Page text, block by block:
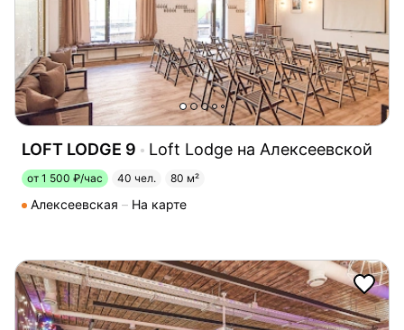
LOFT LODGE 9 Loft Lodge на Алексеевской
от 1 500 ₽/час 40 чел. 80 м²
Алексеевская На карте